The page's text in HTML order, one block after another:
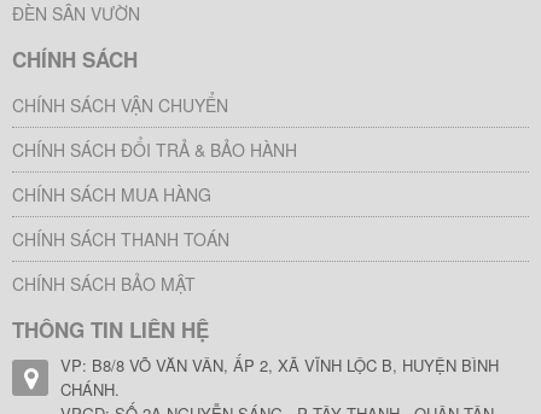
ĐÈN SÂN VƯỜN
CHÍNH SÁCH
CHÍNH SÁCH VẬN CHUYỂN
CHÍNH SÁCH ĐỔI TRẢ & BẢO HÀNH
CHÍNH SÁCH MUA HÀNG
CHÍNH SÁCH THANH TOÁN
CHÍNH SÁCH BẢO MẬT
THÔNG TIN LIÊN HỆ
VP: B8/8 VÕ VĂN VÂN, ẤP 2, XÃ VĨNH LỘC B, HUYỆN BÌNH
CHÁNH.